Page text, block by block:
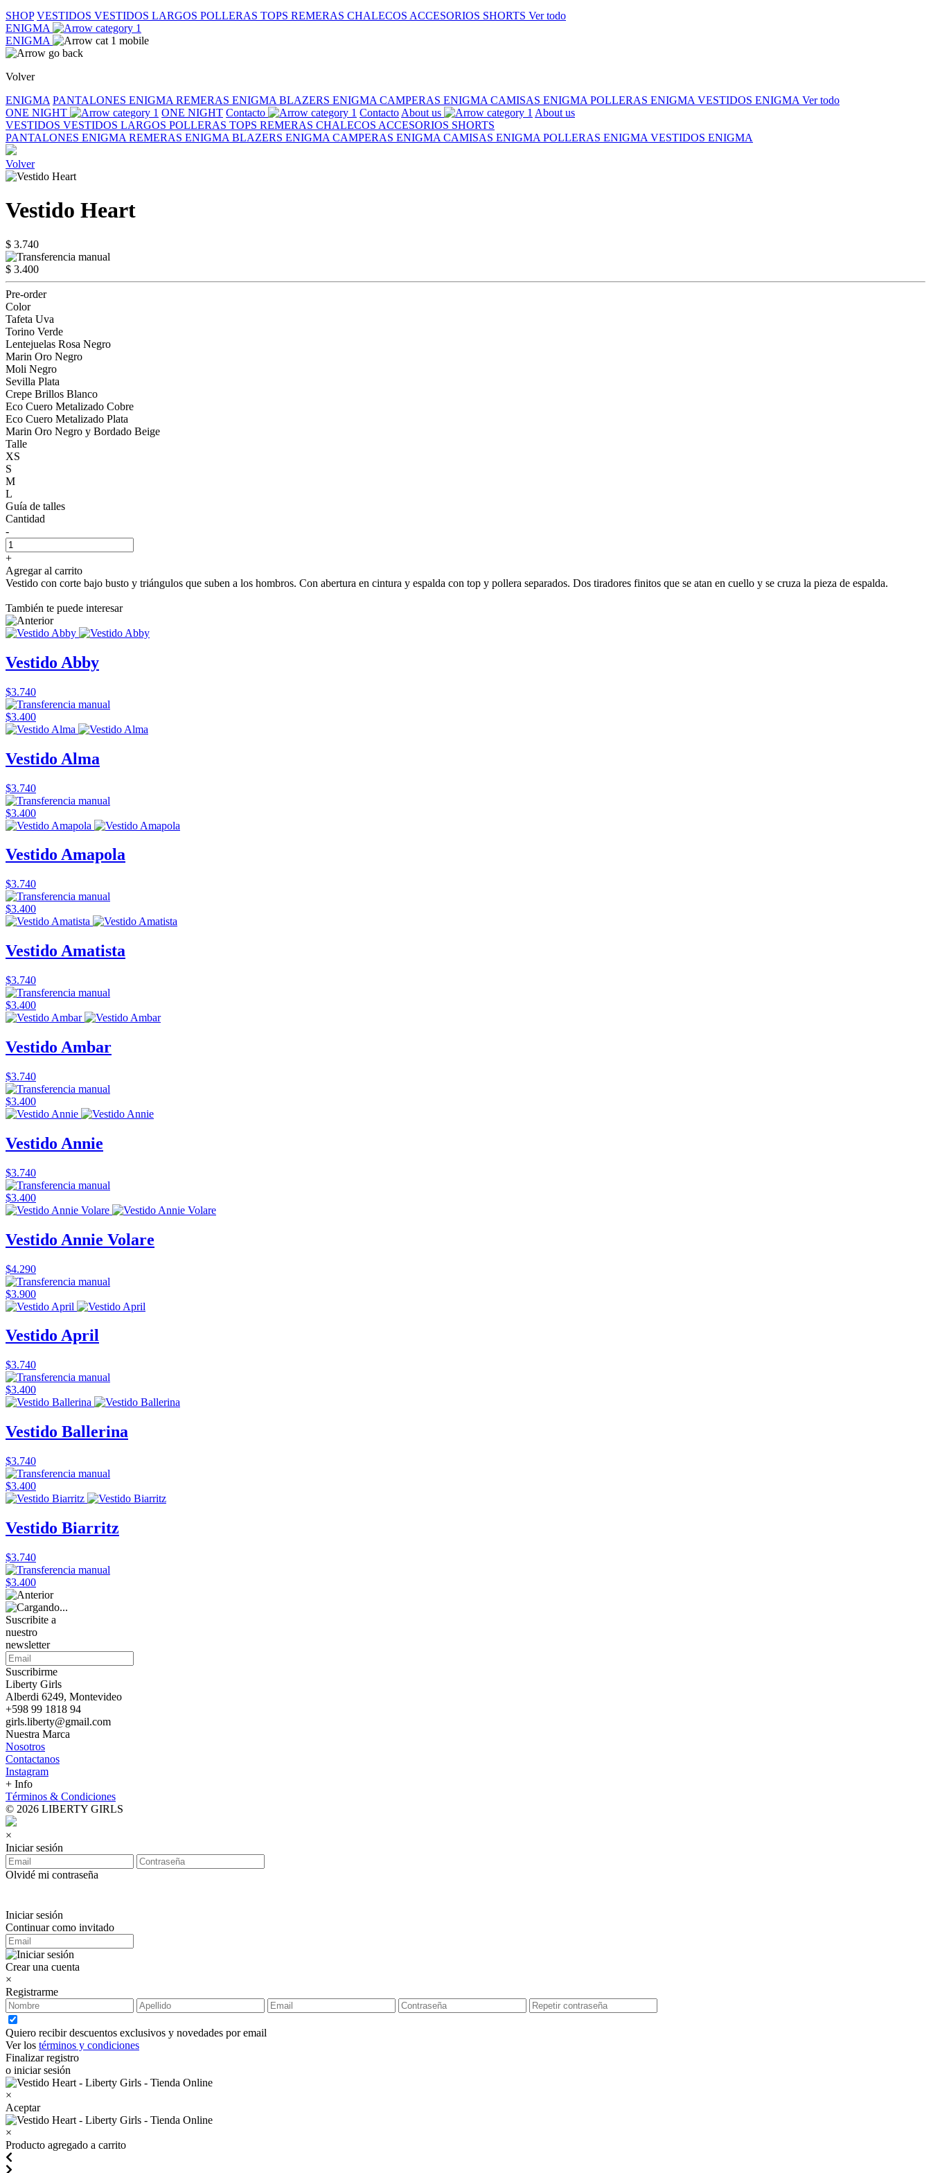
SHOP VESTIDOS VESTIDOS LARGOS POLLERAS TOPS REMERAS CHALECOS ACCESORIOS SHORTS Ver todo
ENIGMA
ENIGMA
Volver
ENIGMA PANTALONES ENIGMA REMERAS ENIGMA BLAZERS ENIGMA CAMPERAS ENIGMA CAMISAS ENIGMA POLLERAS ENIGMA VESTIDOS ENIGMA Ver todo
ONE NIGHT
ONE NIGHT Contacto Contacto About us
About us
VESTIDOS VESTIDOS LARGOS POLLERAS TOPS REMERAS CHALECOS ACCESORIOS SHORTS
PANTALONES ENIGMA REMERAS ENIGMA BLAZERS ENIGMA CAMPERAS ENIGMA CAMISAS ENIGMA POLLERAS ENIGMA VESTIDOS ENIGMA
Volver
Vestido Heart
$ 3.740
$ 3.400
Pre-order
Color
Tafeta Uva
Torino Verde
Lentejuelas Rosa Negro
Marin Oro Negro
Moli Negro
Sevilla Plata
Crepe Brillos Blanco
Eco Cuero Metalizado Cobre
Eco Cuero Metalizado Plata
Marin Oro Negro y Bordado Beige
Talle
XS
S
M
L
Guía de talles
Cantidad
-
+
Agregar al carrito
Vestido con corte bajo busto y triángulos que suben a los hombros. Con abertura en cintura y espalda con top y pollera separados. Dos tiradores finitos que se atan en cuello y se cruza la pieza de espalda.
También te puede interesar
Vestido Abby
$3.740
$3.400
Vestido Alma
$3.740
$3.400
Vestido Amapola
$3.740
$3.400
Vestido Amatista
$3.740
$3.400
Vestido Ambar
$3.740
$3.400
Vestido Annie
$3.740
$3.400
Vestido Annie Volare
$4.290
$3.900
Vestido April
$3.740
$3.400
Vestido Ballerina
$3.740
$3.400
Vestido Biarritz
$3.740
$3.400
Suscribite a
nuestro
newsletter
Suscribirme
Liberty Girls
Alberdi 6249, Montevideo
+598 99 1818 94
girls.liberty@gmail.com
Nuestra Marca
Nosotros
Contactanos
Instagram
+ Info
Términos & Condiciones
© 2026 LIBERTY GIRLS
×
Iniciar sesión
Olvidé mi contraseña
Iniciar sesión
Continuar como invitado
Crear una cuenta
×
Registrarme
Quiero recibir descuentos exclusivos y novedades por email
Ver los términos y condiciones
Finalizar registro
o iniciar sesión
×
Aceptar
×
Producto agregado a carrito